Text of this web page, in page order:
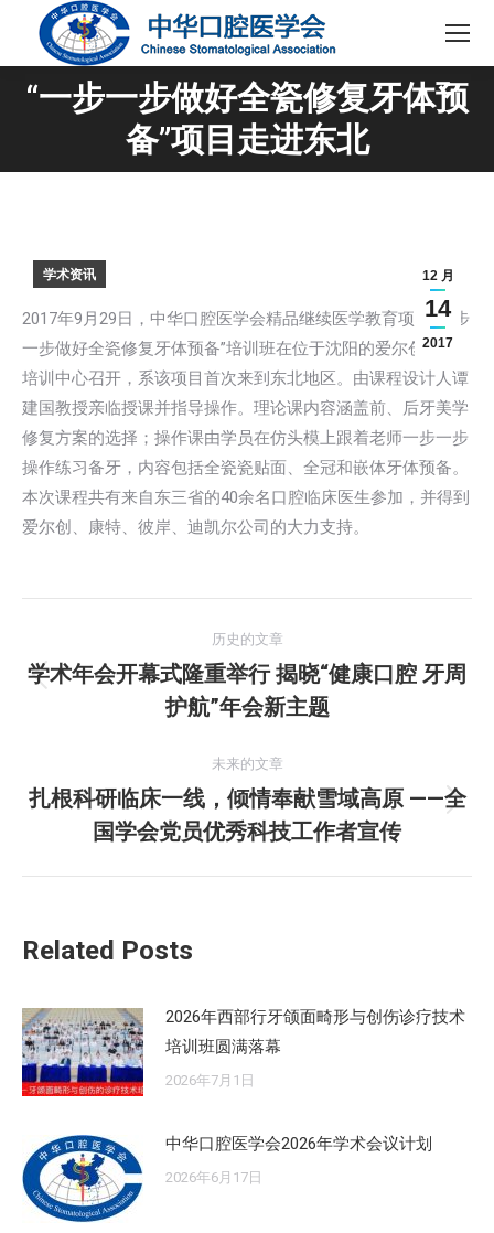
“一步一步做好全瓷修复牙体预
备”项目走进东北
您在这里：
12 月
14
2017
学术资讯
2017年9月29日，中华口腔医学会精品继续医学教育项目“一步
一步做好全瓷修复牙体预备”培训班在位于沈阳的爱尔创数字
培训中心召开，系该项目首次来到东北地区。由课程设计人谭
建国教授亲临授课并指导操作。理论课内容涵盖前、后牙美学
修复方案的选择；操作课由学员在仿头模上跟着老师一步一步
操作练习备牙，内容包括全瓷瓷贴面、全冠和嵌体牙体预备。
本次课程共有来自东三省的40余名口腔临床医生参加，并得到
爱尔创、康特、彼岸、迪凯尔公司的大力支持。
章
历史的文章
历
史
文
章：
学术年会开幕式隆重举行 揭晓“健康口腔 牙周
护航”年会新主题
未来的文章
未
来
的
扎根科研临床一线，倾情奉献雪域高原 ——全
国学会党员优秀科技工作者宣传
Related Posts
2026年西部行牙颌面畸形与创伤诊疗技术
培训班圆满落幕
2026年7月1日
中华口腔医学会2026年学术会议计划
2026年6月17日